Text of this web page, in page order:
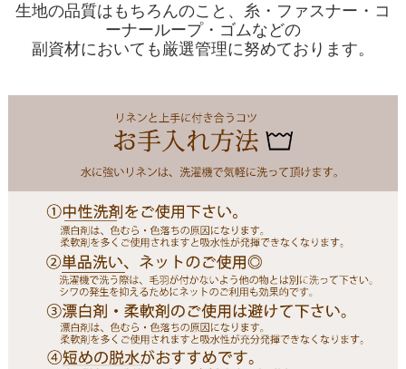
生地の品質はもちろんのこと、糸・ファスナー・コ
ーナーループ・ゴムなどの
副資材においても厳選管理に努めております。